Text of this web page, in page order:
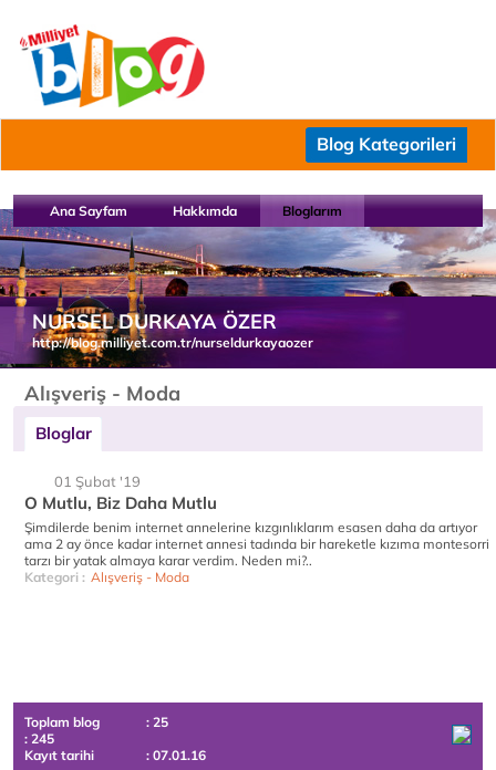
Blog Kategorileri
Ana Sayfam Hakkımda Bloglarım
NURSEL DURKAYA ÖZER
http://blog.milliyet.com.tr/nurseldurkayaozer
Alışveriş - Moda
Bloglar
01 Şubat '19
O Mutlu, Biz Daha Mutlu
Şimdilerde benim internet annelerine kızgınlıklarım esasen daha da artıyor
ama 2 ay önce kadar internet annesi tadında bir hareketle kızıma montesorri
tarzı bir yatak almaya karar verdim. Neden mi?..
Kategori : Alışveriş - Moda
Toplam blog
: 25
: 245
Kayıt tarihi
: 07.01.16